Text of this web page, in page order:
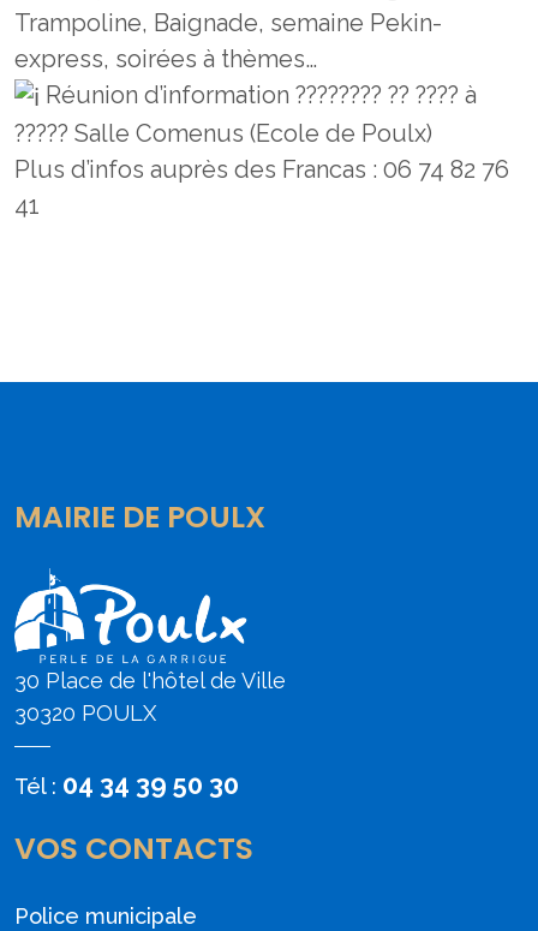
Trampoline, Baignade, semaine Pekin-
express, soirées à thèmes…
Réunion d’information ???????? ?? ???? à
????? Salle Comenus (Ecole de Poulx)
Plus d’infos auprès des Francas : 06 74 82 76
41
MAIRIE DE POULX
30 Place de l'hôtel de Ville
30320 POULX
Tél : 04 34 39 50 30
VOS CONTACTS
Police municipale